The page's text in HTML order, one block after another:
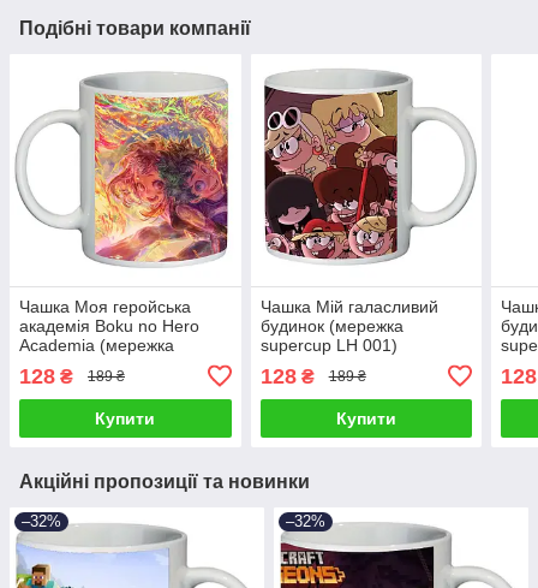
Подібні товари компанії
Чашка Моя геройська
академія Boku no Hero
Academia (мережка
128 ₴ 189 ₴
Купити
Чашка Мій галасливий
будинок (мережка
supercup LH 001)
128₴ 189 ₴
Купити
128
Акційні пропозиції та новинки
–32% –32%